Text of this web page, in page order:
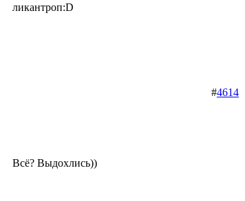
ликантроп:D
#4614
Всё? Выдохлись))